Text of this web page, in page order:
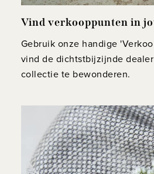
Vind verkooppunten in
Gebruik onze handige
vind de dichtstbijzijnde
collectie te bewonderen.